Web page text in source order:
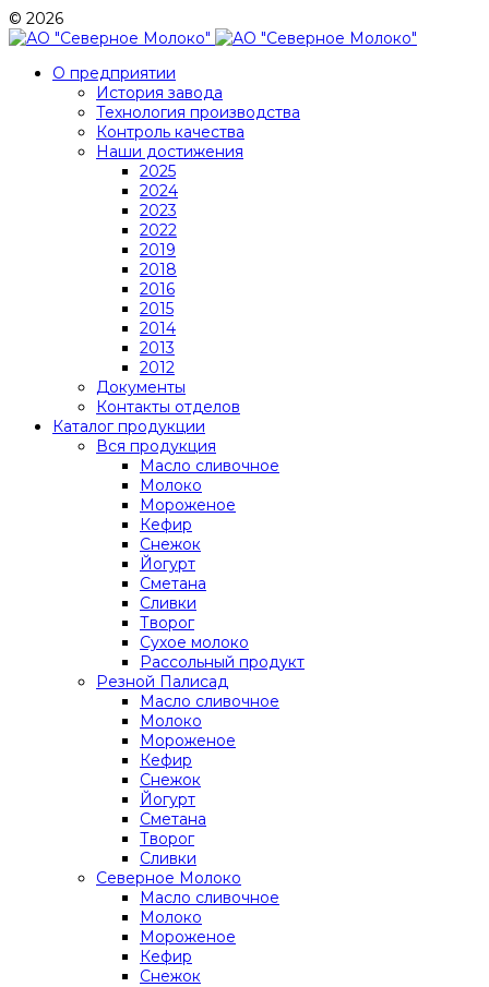
© 2026
О предприятии
История завода
Технология производства
Контроль качества
Наши достижения
2025
2024
2023
2022
2019
2018
2016
2015
2014
2013
2012
Документы
Контакты отделов
Каталог продукции
Вся продукция
Масло сливочное
Молоко
Мороженое
Кефир
Снежок
Йогурт
Сметана
Сливки
Творог
Сухое молоко
Рассольный продукт
Резной Палисад
Масло сливочное
Молоко
Мороженое
Кефир
Снежок
Йогурт
Сметана
Творог
Сливки
Северное Молоко
Масло сливочное
Молоко
Мороженое
Кефир
Снежок